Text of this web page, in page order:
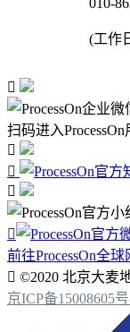
(工作

扫码进入




前往ProcessOn全
 ©2020 北京大麦
京ICP备15008605号